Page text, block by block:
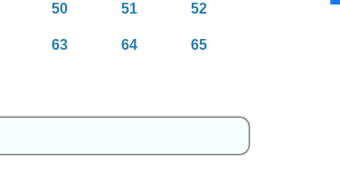
50 51 52
63 64 65